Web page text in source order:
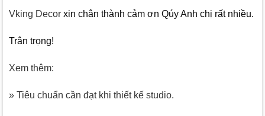
Vking Decor xin chân thành cảm ơn Qúy Anh chị rất nhiều.
Trân trọng!
Xem thêm:
» Tiêu chuẩn cần đạt khi thiết kế studio.